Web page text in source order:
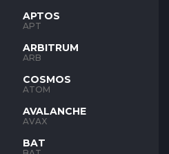
APTOS
APT
ARBITRUM
ARB
COSMOS
ATOM
AVALANCHE
AVAX
BAT